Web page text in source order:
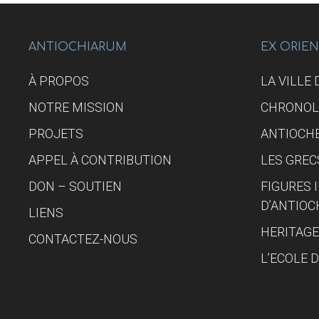
ANTIOCHIARUM
À PROPOS
NOTRE MISSION
PROJETS
APPEL À CONTRIBUTION
DON – SOUTIEN
LIENS
CONTACTEZ-NOUS
EX
LA VILLE
LES
FIGURES
L’ECOLE